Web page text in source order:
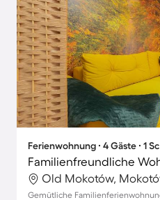
Ferienwohnung ∙ 4 Gäste ∙ 1
Old Mokotów,
Gemütliche